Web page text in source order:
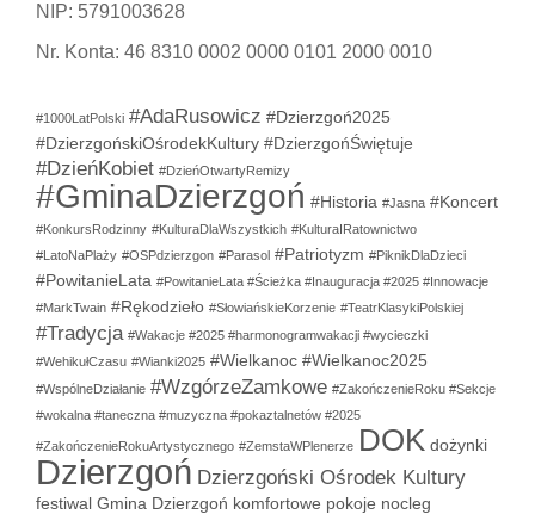
NIP: 5791003628
Nr. Konta: 46 8310 0002 0000 0101 2000 0010
#1000LatPolski #AdaRusowicz #Dzierzgoń2025
#DzierzgońskiOśrodekKultury #DzierzgońŚwiętuje
#DzieńKobiet #DzieńOtwartyRemizy
#GminaDzierzgoń #Historia #Jasna #Koncert
#KonkursRodzinny #KulturaDlaWszystkich #KulturaIRatownictwo
#LatoNaPlaży #OSPdzierzgon #Parasol #Patriotyzm #PiknikDlaDzieci
#PowitanieLata #PowitanieLata #Ścieżka #Inauguracja #2025 #Innowacje
#MarkTwain #Rękodzieło #SłowiańskieKorzenie #TeatrKlasykiPolskiej
#Tradycja #Wakacje #2025 #harmonogramwakacji #wycieczki
#WehikułCzasu #Wianki2025 #Wielkanoc #Wielkanoc2025
#WspólneDziałanie #WzgórzeZamkowe #ZakończenieRoku #Sekcje
#wokalna #taneczna #muzyczna #pokaztalnetów #2025
#ZakończenieRokuArtystycznego #ZemstaWPlenerze DOK dożynki
Dzierzgoń Dzierzgoński Ośrodek Kultury
festiwal Gmina Dzierzgoń komfortowe pokoje nocleg